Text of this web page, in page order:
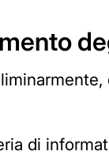
di